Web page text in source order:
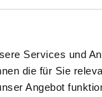
Services und
die für Sie
Angebot